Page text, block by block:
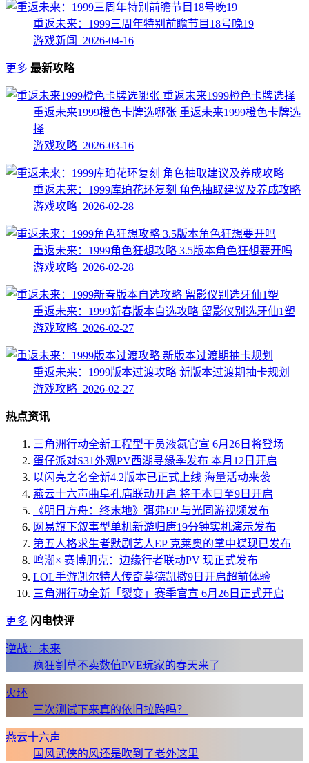
重返未来：1999三周年特别前瞻节目18号晚19
游戏新闻 2026-04-16
更多 最新攻略
重返未来1999橙色卡牌选哪张 重返未来1999橙色卡牌选
择
游戏攻略 2026-03-16
重返未来：1999库珀花环复刻 角色抽取建议及养成攻略
游戏攻略 2026-02-28
重返未来：1999角色狂想攻略 3.5版本角色狂想要开吗
游戏攻略 2026-02-28
重返未来：1999新春版本自选攻略 留影仪别选牙仙1塑
游戏攻略 2026-02-27
重返未来：1999版本过渡攻略 新版本过渡期抽卡规划
游戏攻略 2026-02-27
热点资讯
三角洲行动全新工程型干员液氮官宣 6月26日将登场
蛋仔派对S31外观PV西湖寻缘季发布 本月12日开启
以闪亮之名全新4.2版本已正式上线 海量活动来袭
燕云十六声曲阜孔庙联动开启 将于本日至9日开启
《明日方舟：终末地》弭弗EP 与光同游视频发布
网易旗下叙事型单机新游归唐19分钟实机演示发布
第五人格求生者默剧艺人EP 克莱奥的掌中蝶现已发布
鸣潮× 赛博朋克：边缘行者联动PV 现正式发布
LOL手游凯尔特人传奇莫德凯撒9日开启超前体验
三角洲行动全新「裂变」赛季官宣 6月26日正式开启
更多 闪电快评
逆战：未来
疯狂割草不卖数值PVE玩家的春天来了
火环
三次测试下来真的依旧拉跨吗？
燕云十六声
国风武侠的风还是吹到了老外这里